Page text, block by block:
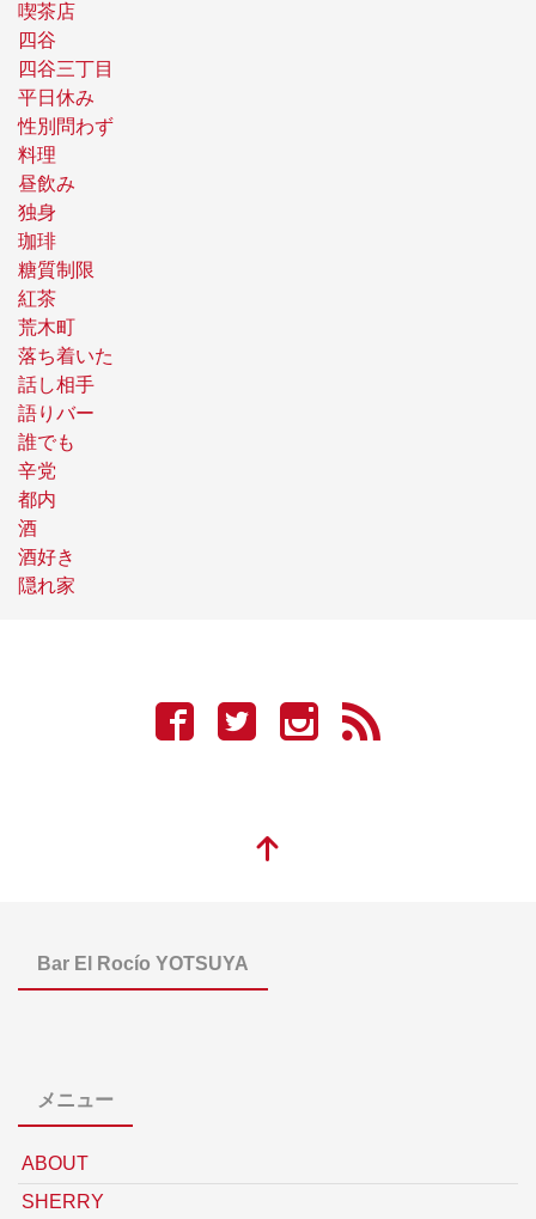
喫茶店
四谷
四谷三丁目
平日休み
性別問わず
料理
昼飲み
独身
珈琲
糖質制限
紅茶
荒木町
落ち着いた
話し相手
語りバー
誰でも
辛党
都内
酒
酒好き
隠れ家
Bar El Rocío YOTSUYA
メニュー
ABOUT
SHERRY